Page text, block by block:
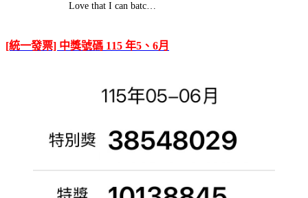
Love that I can batc…
[統一發票] 中獎號碼 115 年5、6月